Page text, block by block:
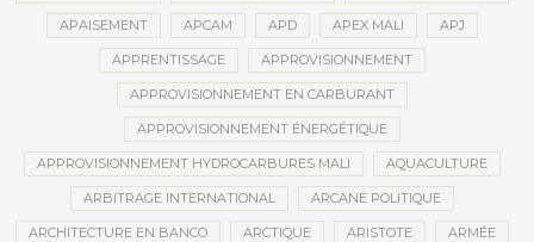
APAISEMENT APCAM APD APEX MALI APJ
APPRENTISSAGE APPROVISIONNEMENT
APPROVISIONNEMENT EN CARBURANT
APPROVISIONNEMENT ÉNERGÉTIQUE
APPROVISIONNEMENT HYDROCARBURES MALI AQUACULTURE
ARBITRAGE INTERNATIONAL ARCANE POLITIQUE
ARCHITECTURE EN BANCO ARCTIQUE ARISTOTE ARMÉE